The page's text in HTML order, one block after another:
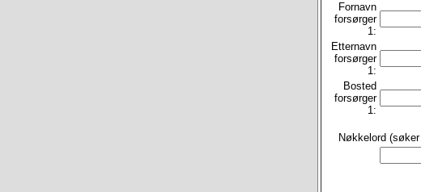
Fornavn
forsørger
1:
Etternavn
forsørger
1:
Bosted
forsørger
1:
Nøkkelord